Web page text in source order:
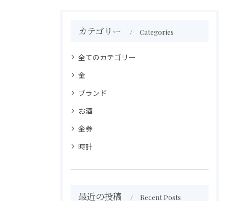
カテゴリー Categories
全てのカテゴリー
金
ブランド
お酒
金券
時計
最近の投稿 Recent Posts